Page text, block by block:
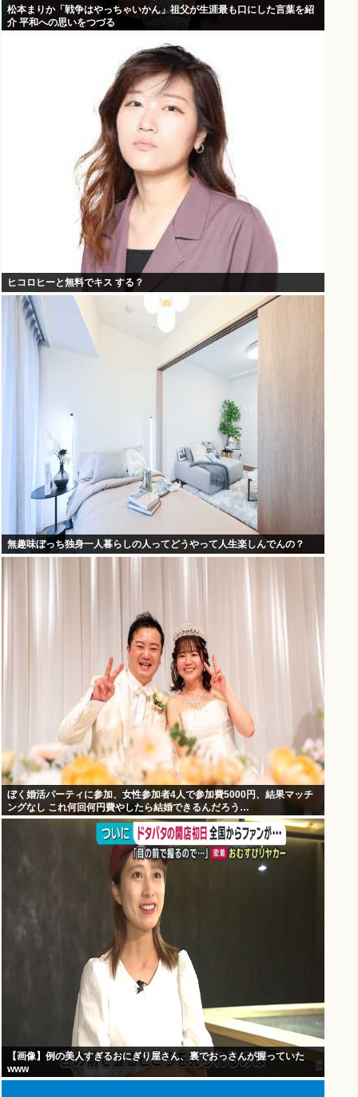
松本まりか「戦争はやっちゃいかん」祖父が生涯最も口にした言葉を紹
介 平和への思いをつづる
ヒコロヒーと無料でキス する？
無趣味ぼっち独身一人暮らしの人ってどうやって人生楽しんでんの？
ぼく婚活パーティに参加、女性参加者4人で参加費5000円、結果マッチ
ングなし これ何回何円費やしたら結婚できるんだろう…
【画像】例の美人すぎるおにぎり屋さん、裏でおっさんが握っていた
www